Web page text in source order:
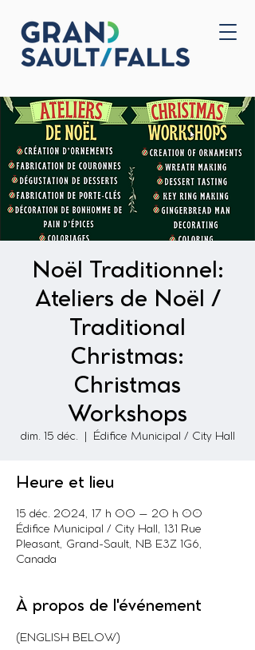
Accueil
Noël Traditionnel:
Ateliers de Noël /
Traditional
Christmas:
Christmas
Workshops
dim. 15 déc. Édifice Municipal / City Hall
Heure et lieu
15 déc. 2024, 17 h 00 – 20 h 00
Édifice Municipal / City Hall, 131 Rue
Pleasant, Grand-Sault, NB E3Z 1G6,
Canada
À propos de l'événement
(ENGLISH BELOW)